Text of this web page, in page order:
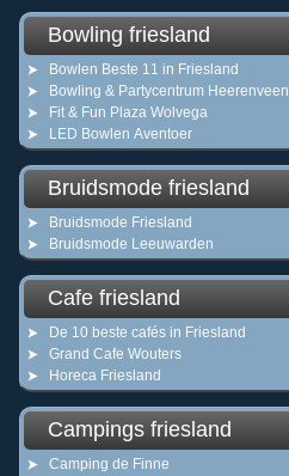
Bowling friesland
Bowlen Beste 11 in Friesland
Bowling & Partycentrum Heerenveen
Fit & Fun Plaza Wolvega
LED Bowlen Aventoer
Bruidsmode friesland
Bruidsmode Friesland
Bruidsmode Leeuwarden
Cafe friesland
De 10 beste cafés in Friesland
Grand Cafe Wouters
Horeca Friesland
Campings friesland
Camping de Finne